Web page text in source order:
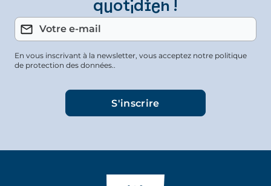
quotidien !
En vous inscrivant à la newsletter, vous acceptez notre politique
de protection des données..